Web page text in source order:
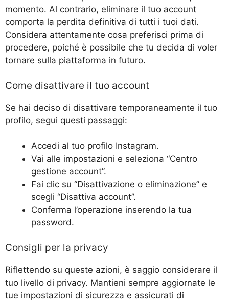
momento. Al contrario, eliminare il tuo account
comporta la perdita definitiva di tutti i tuoi dati.
Considera attentamente cosa preferisci prima di
procedere, poiché è possibile che tu decida di voler
tornare sulla piattaforma in futuro.
Come disattivare il tuo account
Se hai deciso di disattivare temporaneamente il tuo
profilo, segui questi passaggi:
Accedi al tuo profilo Instagram.
Vai alle impostazioni e seleziona “Centro
gestione account”.
Fai clic su “Disattivazione o eliminazione” e
scegli “Disattiva account”.
Conferma l’operazione inserendo la tua
password.
Consigli per la privacy
Riflettendo su queste azioni, è saggio considerare il
tuo livello di privacy. Mantieni sempre aggiornate le
tue impostazioni di sicurezza e assicurati di